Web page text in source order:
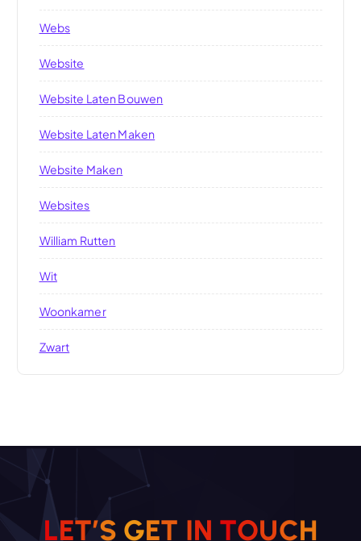
Webs
Website
Website Laten Bouwen
Website Laten Maken
Website Maken
Websites
William Rutten
Wit
Woonkamer
Zwart
LET’S GET IN TOUCH